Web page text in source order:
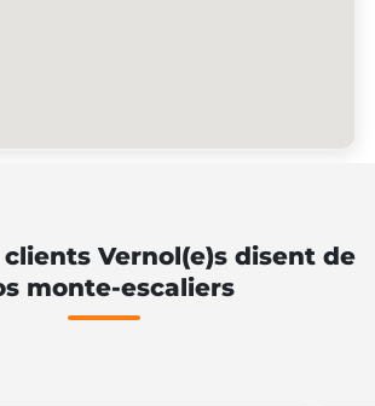
clients Vernol(e)s disent de
monte-escaliers